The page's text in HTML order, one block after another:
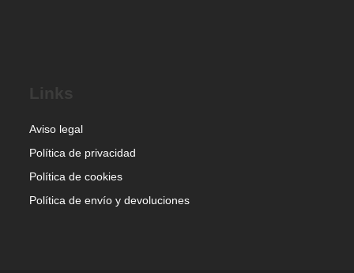
Aviso legal
Política de privacidad
Política de cookies
Política de envío y devoluciones